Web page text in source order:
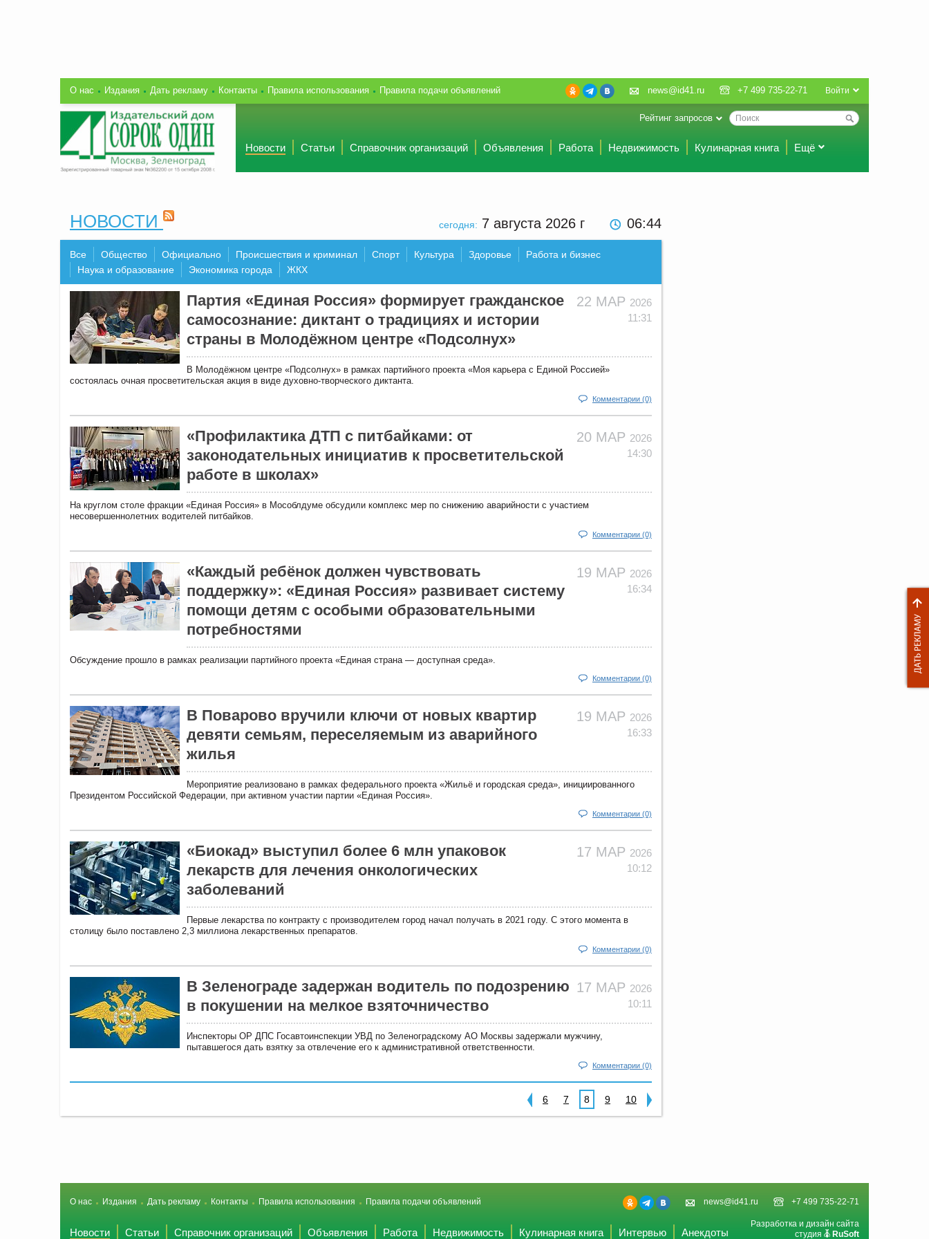
О нас Издания Дать рекламу Контакты Правила использования Правила подачи объявлений Войти
news@id41.ru +7 499 735-22-71
Рейтинг запросов
Новости Статьи Справочник организаций Объявления Работа Недвижимость Кулинарная книга Ещё
сегодня: 7 августа 2026 г 06 44
НОВОСТИ
Все Общество Официально Происшествия и криминал Спорт Культура Здоровье
Работа и бизнес
Наука и образование
Экономика города ЖКХ
22 МАР 2026
11:31
Партия «Единая Россия» формирует гражданское
самосознание: диктант о традициях и истории
страны в Молодёжном центре «Подсолнух»
В Молодёжном центре «Подсолнух» в рамках партийного проекта «Моя карьера с Единой Россией»
состоялась очная просветительская акция в виде духовно-творческого диктанта.
Комментарии (0)
20 МАР 2026
14:30
«Профилактика ДТП с питбайками: от
законодательных инициатив к просветительской
работе в школах»
На круглом столе фракции «Единая Россия» в Мособлдуме обсудили комплекс мер по снижению аварийности с участием
несовершеннолетних водителей питбайков.
Комментарии (0)
19 МАР 2026
16:34
«Каждый ребёнок должен чувствовать
поддержку»: «Единая Россия» развивает систему
помощи детям с особыми образовательными
потребностями
Обсуждение прошло в рамках реализации партийного проекта «Единая страна — доступная среда».
Комментарии (0)
19 МАР 2026
16:33
В Поварово вручили ключи от новых квартир
девяти семьям, переселяемым из аварийного
жилья
Мероприятие реализовано в рамках федерального проекта «Жильё и городская среда», инициированного
Президентом Российской Федерации, при активном участии партии «Единая Россия».
Комментарии (0)
17 МАР 2026
10:12
«Биокад» выступил более 6 млн упаковок
лекарств для лечения онкологических
заболеваний
Первые лекарства по контракту с производителем город начал получать в 2021 году. С этого момента в
столицу было поставлено 2,3 миллиона лекарственных препаратов.
Комментарии (0)
17 МАР 2026
10:11
В Зеленограде задержан водитель по подозрению
в покушении на мелкое взяточничество
Инспекторы ОР ДПС Госавтоинспекции УВД по Зеленоградскому АО Москвы задержали мужчину,
пытавшегося дать взятку за отвлечение его к административной ответственности.
Комментарии (0)
6 7 8 9 10
news@id41.ru +7 499 735-22-71
О нас Издания Дать рекламу Контакты Правила использования Правила подачи объявлений
Разработка и дизайн сайта
студия
RuSoft
Новости Статьи Справочник организаций Объявления Работа Недвижимость Кулинарная книга Интервью Анекдоты